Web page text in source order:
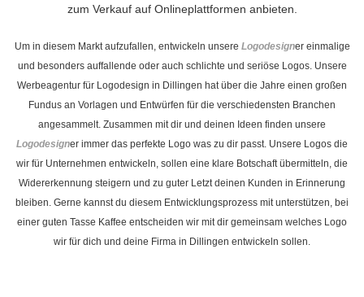
zum Verkauf auf Onlineplattformen anbieten.
Um in diesem Markt aufzufallen, entwickeln unsere Logodesigner einmalige
und besonders auffallende oder auch schlichte und seriöse Logos. Unsere
Werbeagentur für Logodesign in Dillingen hat über die Jahre einen großen
Fundus an Vorlagen und Entwürfen für die verschiedensten Branchen
angesammelt. Zusammen mit dir und deinen Ideen finden unsere
Logodesigner immer das perfekte Logo was zu dir passt. Unsere Logos die
wir für Unternehmen entwickeln, sollen eine klare Botschaft übermitteln, die
Widererkennung steigern und zu guter Letzt deinen Kunden in Erinnerung
bleiben. Gerne kannst du diesem Entwicklungsprozess mit unterstützen, bei
einer guten Tasse Kaffee entscheiden wir mit dir gemeinsam welches Logo
wir für dich und deine Firma in Dillingen entwickeln sollen.